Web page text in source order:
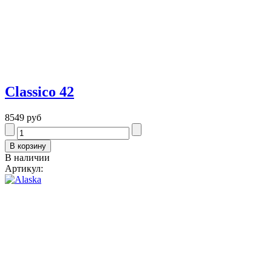
Classico 42
8549 руб
В наличии
Артикул: